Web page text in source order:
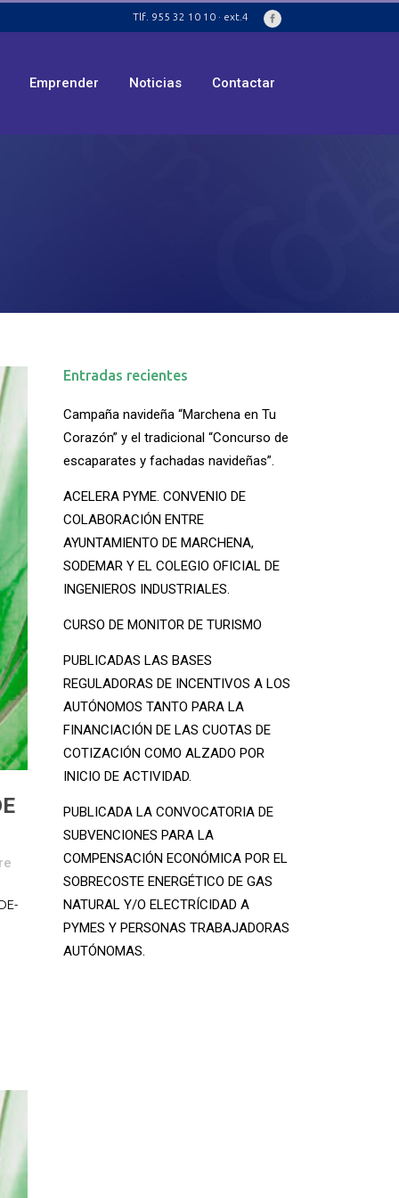
Tlf. 955 32 10 10 · ext.4
Emprender Noticias Contactar
Entradas recientes
Campaña navideña “Marchena en Tu
Corazón” y el tradicional “Concurso de
escaparates y fachadas navideñas”.
ACELERA PYME. CONVENIO DE
COLABORACIÓN ENTRE
AYUNTAMIENTO DE MARCHENA,
SODEMAR Y EL COLEGIO OFICIAL DE
INGENIEROS INDUSTRIALES.
CURSO DE MONITOR DE TURISMO
PUBLICADAS LAS BASES
REGULADORAS DE INCENTIVOS A LOS
AUTÓNOMOS TANTO PARA LA
FINANCIACIÓN DE LAS CUOTAS DE
COTIZACIÓN COMO ALZADO POR
INICIO DE ACTIVIDAD.
PUBLICADA LA CONVOCATORIA DE
SUBVENCIONES PARA LA
COMPENSACIÓN ECONÓMICA POR EL
SOBRECOSTE ENERGÉTICO DE GAS
NATURAL Y/O ELECTRÍCIDAD A
PYMES Y PERSONAS TRABAJADORAS
AUTÓNOMAS.